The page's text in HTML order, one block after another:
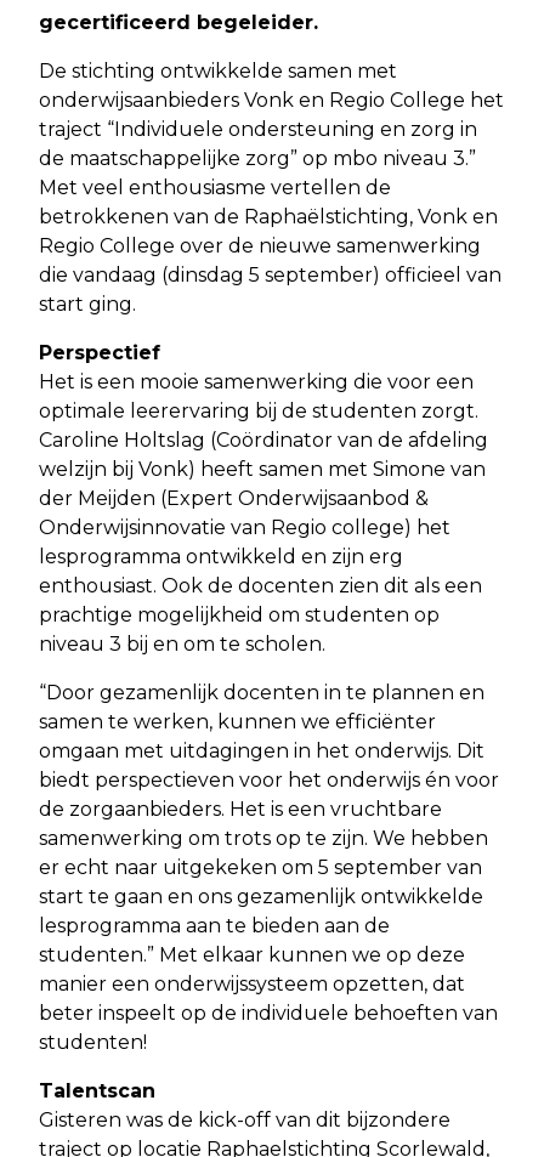
gecertificeerd begeleider.
De stichting ontwikkelde samen met
onderwijsaanbieders Vonk en Regio College het
traject “Individuele ondersteuning en zorg in
de maatschappelijke zorg” op mbo niveau 3.”
Met veel enthousiasme vertellen de
betrokkenen van de Raphaëlstichting, Vonk en
Regio College over de nieuwe samenwerking
die vandaag (dinsdag 5 september) officieel van
start ging.
Perspectief
Het is een mooie samenwerking die voor een
optimale leerervaring bij de studenten zorgt.
Caroline Holtslag (Coördinator van de afdeling
welzijn bij Vonk) heeft samen met Simone van
der Meijden (Expert Onderwijsaanbod &
Onderwijsinnovatie van Regio college) het
lesprogramma ontwikkeld en zijn erg
enthousiast. Ook de docenten zien dit als een
prachtige mogelijkheid om studenten op
niveau 3 bij en om te scholen.
“Door gezamenlijk docenten in te plannen en
samen te werken, kunnen we efficiënter
omgaan met uitdagingen in het onderwijs. Dit
biedt perspectieven voor het onderwijs én voor
de zorgaanbieders. Het is een vruchtbare
samenwerking om trots op te zijn. We hebben
er echt naar uitgekeken om 5 september van
start te gaan en ons gezamenlijk ontwikkelde
lesprogramma aan te bieden aan de
studenten.” Met elkaar kunnen we op deze
manier een onderwijssysteem opzetten, dat
beter inspeelt op de individuele behoeften van
studenten!
Talentscan
Gisteren was de kick-off van dit bijzondere
traject op locatie Raphaelstichting Scorlewald,